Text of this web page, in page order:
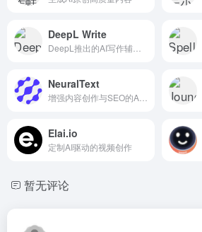
DeepL Write
NeuralText
Elai.io
定制AI驱动的视频创作
暂无评论